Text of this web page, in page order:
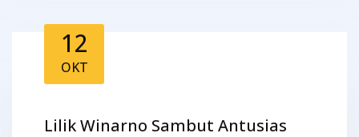
12
OKT
Lilik Winarno Sambut Antusias